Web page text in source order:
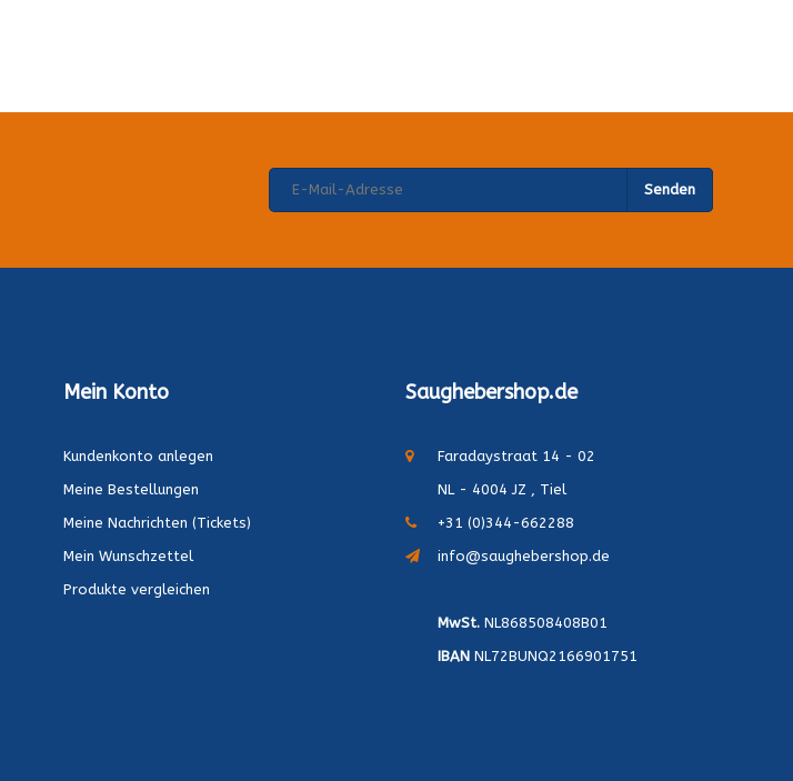
Senden
Mein Konto
Kundenkonto anlegen
Meine Bestellungen
Meine Nachrichten (Tickets)
Mein Wunschzettel
Produkte vergleichen
Saughebershop.de
Faradaystraat 14 - 02
NL - 4004 JZ , Tiel
+31 (0)344-662288
info@saughebershop.de
MwSt.NL868508408B01
IBANNL72BUNQ2166901751